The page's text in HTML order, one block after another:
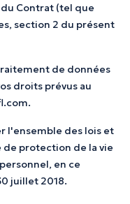
Contrat (tel que
section 2 du présent
de données
droits prévus au
l'ensemble des lois et
protection de la vie
en ce
juillet 2018.